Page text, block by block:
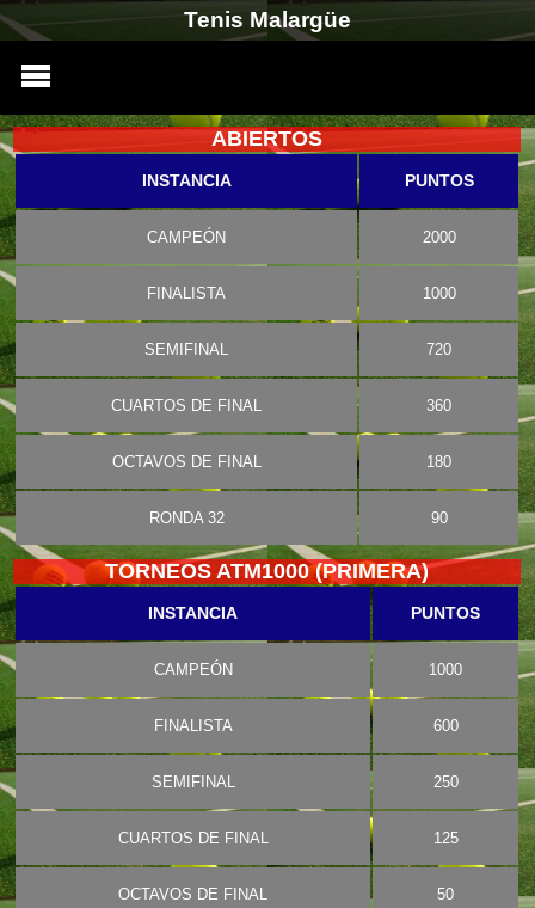
Tenis Malargüe
ABIERTOS
INSTANCIA PUNTOS
CAMPEÓN 2000
FINALISTA 1000
SEMIFINAL 720
CUARTOS DE FINAL 360
OCTAVOS DE FINAL 180
RONDA 32 90
TORNEOS ATM1000 (PRIMERA)
INSTANCIA PUNTOS
CAMPEÓN 1000
FINALISTA 600
SEMIFINAL 250
CUARTOS DE FINAL 125
OCTAVOS DE FINAL 50